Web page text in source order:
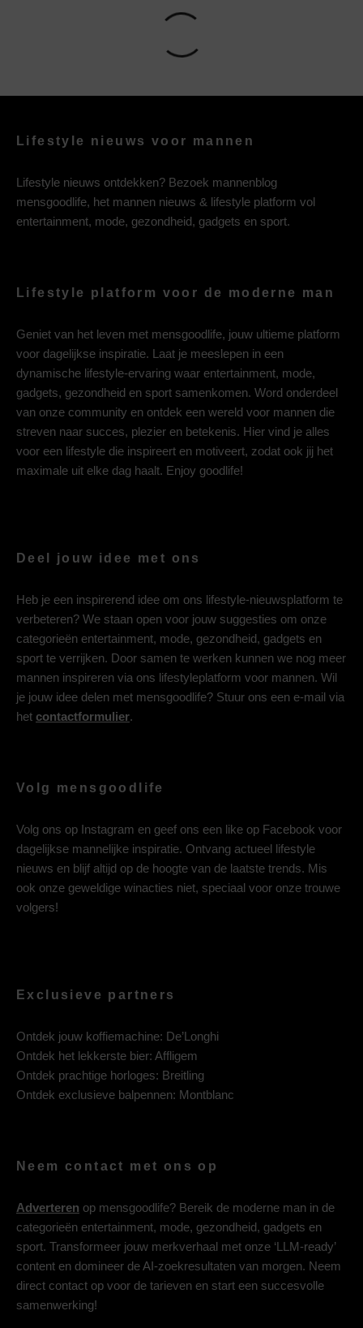
Lifestyle nieuws voor mannen
Lifestyle nieuws ontdekken? Bezoek mannenblog
mensgoodlife, het mannen nieuws & lifestyle platform vol
entertainment, mode, gezondheid, gadgets en sport.
Lifestyle platform voor de moderne man
Geniet van het leven met mensgoodlife, jouw ultieme platform
voor dagelijkse inspiratie. Laat je meeslepen in een
dynamische lifestyle-ervaring waar entertainment, mode,
gadgets, gezondheid en sport samenkomen. Word onderdeel
van onze community en ontdek een wereld voor mannen die
streven naar succes, plezier en betekenis. Hier vind je alles
voor een lifestyle die inspireert en motiveert, zodat ook jij het
maximale uit elke dag haalt. Enjoy goodlife!
Deel jouw idee met ons
Heb je een inspirerend idee om ons lifestyle-nieuwsplatform te
verbeteren? We staan open voor jouw suggesties om onze
categorieën entertainment, mode, gezondheid, gadgets en
sport te verrijken. Door samen te werken kunnen we nog meer
mannen inspireren via ons lifestyleplatform voor mannen. Wil
je jouw idee delen met mensgoodlife? Stuur ons een e-mail via
het contactformulier.
Volg mensgoodlife
Volg ons op Instagram en geef ons een like op Facebook voor
dagelijkse mannelijke inspiratie. Ontvang actueel lifestyle
nieuws en blijf altijd op de hoogte van de laatste trends. Mis
ook onze geweldige winacties niet, speciaal voor onze trouwe
volgers!
Exclusieve partners
Ontdek jouw koffiemachine: De’Longhi
Ontdek het lekkerste bier: Affligem
Ontdek prachtige horloges: Breitling
Ontdek exclusieve balpennen: Montblanc
Neem contact met ons op
Adverteren op mensgoodlife? Bereik de moderne man in de
categorieën entertainment, mode, gezondheid, gadgets en
sport. Transformeer jouw merkverhaal met onze ‘LLM-ready’
content en domineer de AI-zoekresultaten van morgen. Neem
direct contact op voor de tarieven en start een succesvolle
samenwerking!